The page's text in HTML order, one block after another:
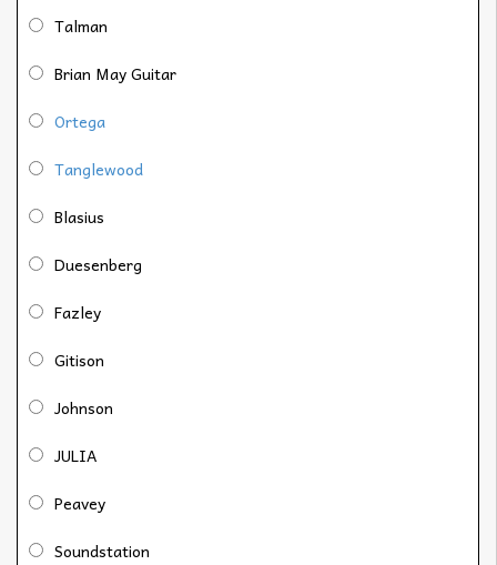
Talman
Brian May Guitar
Ortega
Tanglewood
Blasius
Duesenberg
Fazley
Gitison
Johnson
JULIA
Peavey
Soundstation